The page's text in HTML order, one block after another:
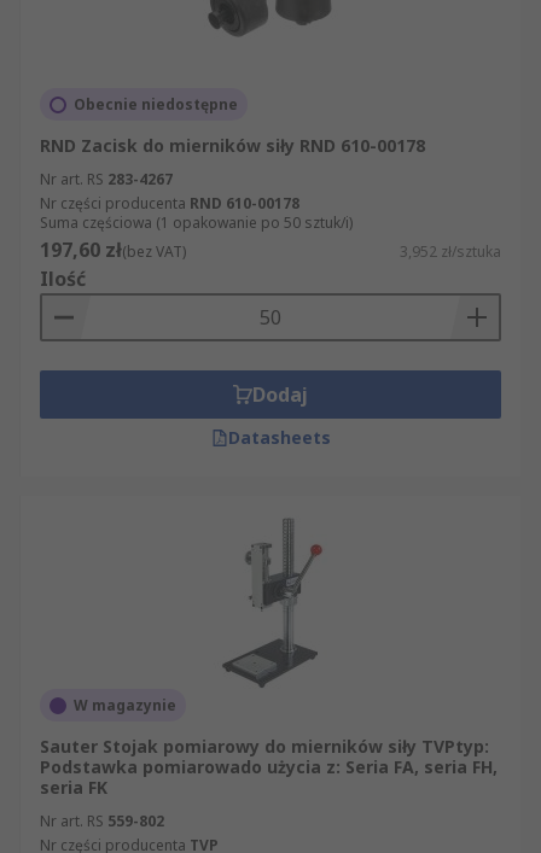
Obecnie niedostępne
RND Zacisk do mierników siły RND 610-00178
Nr art. RS 283-4267
Nr części producenta RND 610-00178
Suma częściowa (1 opakowanie po 50 sztuk/i)
197,60 zł(bez VAT) 3,952 zł/sztuka
Ilość
Dodaj
Datasheets
W magazynie
Sauter Stojak pomiarowy do mierników siły TVPtyp:
Podstawka pomiarowado użycia z: Seria FA, seria FH,
seria FK
Nr art. RS 559-802
Nr części producenta TVP